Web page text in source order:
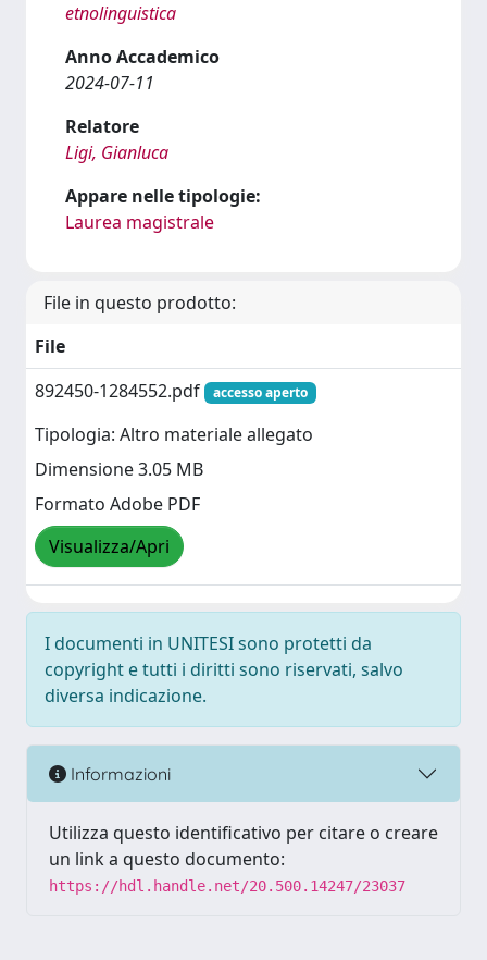
etnolinguistica
Anno Accademico
2024-07-11
Relatore
Ligi, Gianluca
Appare nelle tipologie:
Laurea magistrale
File in questo prodotto:
File
892450-1284552.pdf
accesso aperto
Tipologia: Altro materiale allegato
Dimensione 3.05 MB
Formato Adobe PDF
Visualizza/Apri
I documenti in UNITESI sono protetti da
copyright e tutti i diritti sono riservati, salvo
diversa indicazione.
Informazioni
Utilizza questo identificativo per citare o creare
un link a questo documento:
https://hdl.handle.net/20.500.14247/23037